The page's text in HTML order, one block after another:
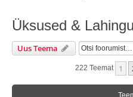
Üksused &
Uus Teema
222 Teemat 1